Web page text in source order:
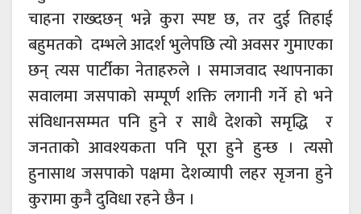
चाहना राख्दछन् भन्ने कुरा स्पष्ट छ, तर दुई तिहाई
बहुमतको दम्भले आदर्श भुलेपछि त्यो अवसर गुमाएका
छन् त्यस पार्टीका नेताहरुले । समाजवाद स्थापनाका
सवालमा जसपाको सम्पूर्ण शक्ति लगानी गर्ने हो भने
संविधानसम्मत पनि हुने र साथै देशको समृद्धि र
जनताको आवश्यकता पनि पूरा हुने हुन्छ । त्यसो
हुनासाथ जसपाको पक्षमा देशव्यापी लहर सृजना हुने
कुरामा कुनै दुविधा रहने छैन ।